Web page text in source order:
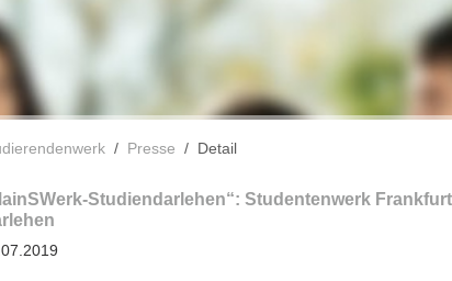
Presse Detail
Studiendarlehen“: Studentenwerk